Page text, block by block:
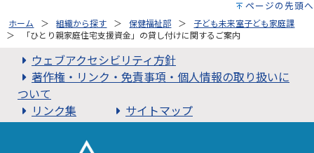
ページの先頭へ
ホーム 組織から探す 保健福祉部
子ども未来室子ども家庭課
「ひとり親家庭住宅支援資金」の貸し付けに関するご案内
ウェブアクセシビリティ方針
著作権・リンク・免責事項・個人情報の取り扱いに
ついて
リンク集
サイトマップ